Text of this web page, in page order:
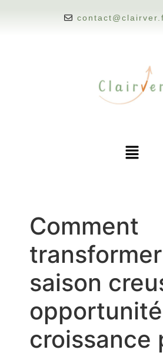
Comment
saison
croissance